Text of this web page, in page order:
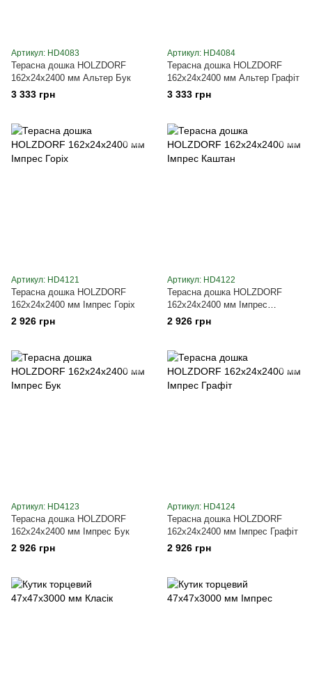
Артикул: HD4083
Терасна дошка HOLZDORF
162х24х2400 мм Альтер Бук
3 333 грн
Артикул: HD4084
Терасна дошка HOLZDORF
162х24х2400 мм Альтер Графіт
3 333 грн
Артикул: HD4121
Терасна дошка HOLZDORF
162х24х2400 мм Імпрес Горіх
2 926 грн
Артикул: HD4122
Терасна дошка HOLZDORF
162х24х2400 мм Імпрес
Каштан
2 926 грн
Артикул: HD4123
Терасна дошка HOLZDORF
162х24х2400 мм Імпрес Бук
2 926 грн
Артикул: HD4124
Терасна дошка HOLZDORF
162х24х2400 мм Імпрес Графіт
2 926 грн